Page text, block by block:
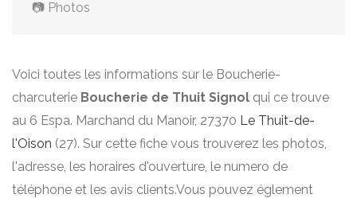
📷 Photos
Voici toutes les informations sur le Boucherie-
charcuterie Boucherie de Thuit Signol qui ce trouve
au 6 Espa. Marchand du Manoir, 27370 Le Thuit-de-
l'Oison (27). Sur cette fiche vous trouverez les photos,
l'adresse, les horaires d'ouverture, le numero de
téléphone et les avis clients.Vous pouvez églement